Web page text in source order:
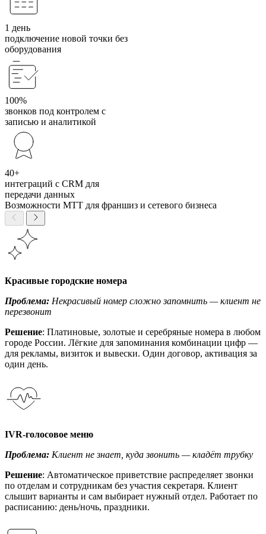
1 день
подключение новой точки без
оборудования
100%
звонков под контролем с
записью и аналитикой
40+
интеграций с CRM для
передачи данных
Возможности МТТ для франшиз и сетевого бизнеса
Красивые городские номера
Проблема: Некрасивый номер сложно запомнить — клиент не
перезвонит
Решение: Платиновые, золотые и серебряные номера в любом
городе России. Лёгкие для запоминания комбинации цифр —
для рекламы, визиток и вывески. Один договор, активация за
один день.
IVR-голосовое меню
Проблема: Клиент не знает, куда звонить — кладёт трубку
Решение: Автоматическое приветствие распределяет звонки
по отделам и сотрудникам без участия секретаря. Клиент
слышит варианты и сам выбирает нужный отдел. Работает по
расписанию: день/ночь, праздники.